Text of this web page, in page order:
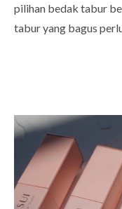
pilihan bedak tabur
tabur yang bagus